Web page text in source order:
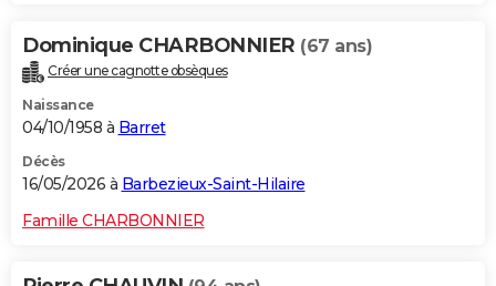
Dominique CHARBONNIER (67 ans)
Créer une cagnotte obsèques
Naissance
04/10/1958 à Barret
Décès
16/05/2026 à Barbezieux-Saint-Hilaire
Famille CHARBONNIER